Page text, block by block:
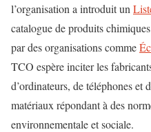
l’organisation a introduit un
catalogue de produits
par des organisations comme
TCO espère inciter les
d’ordinateurs, de téléphones et
matériaux répondant à des
environnementale et sociale.